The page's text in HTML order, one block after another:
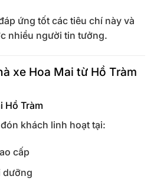
ứng tốt các tiêu chí này và
nhiều người tin tưởng.
xe Hoa Mai từ Hồ Tràm
Hồ Tràm
khách linh hoạt tại:
cấp
dưỡng